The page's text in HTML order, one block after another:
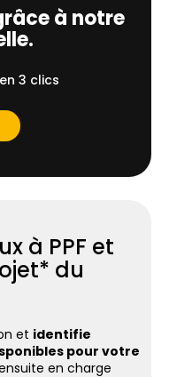
à notre
3 clics
à PPF et
du
et identifie
pour votre
en charge